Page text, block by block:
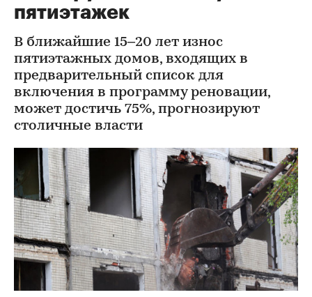
пятиэтажек
В ближайшие 15–20 лет износ
пятиэтажных домов, входящих в
предварительный список для
включения в программу реновации,
может достичь 75%, прогнозируют
столичные власти